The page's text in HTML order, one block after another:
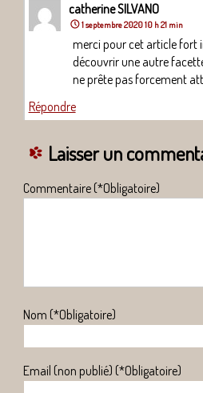
catherine SILVANO
1 septembre 2020 10 h 21 min
merci pour cet article fort
découvrir une autre
ne prête pas forcement
Répondre
Laisser un
Commentaire (*Obligatoire)
Nom (*Obligatoire)
Email (non publié) (*Obligatoire)